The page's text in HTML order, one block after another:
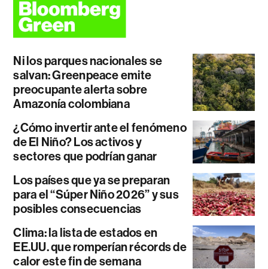
Ni los parques nacionales se
salvan: Greenpeace emite
preocupante alerta sobre
Amazonía colombiana
¿Cómo invertir ante el fenómeno
de El Niño? Los activos y
sectores que podrían ganar
Los países que ya se preparan
para el “Súper Niño 2026” y sus
posibles consecuencias
Clima: la lista de estados en
EE.UU. que romperían récords de
calor este fin de semana